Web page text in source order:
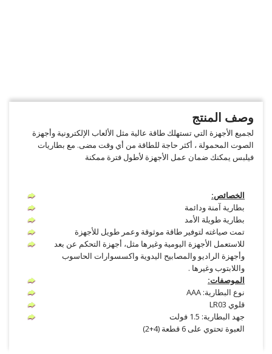
وصف المنتج
لجميع الأجهزة التي تستهلك طاقة عالية مثل الألعاب الإلكترونية وأجهزة
الصوت المحمولة ، أكثر حاجة للطاقة من أي وقت مضى. مع بطاريات
فيلبس يمكنك ضمان عمل الأجهزة لأطول فترة ممكنة
الخصائص:
بطارية آمنة ودائمة
بطارية طويلة الأمد
تمت صياغته لتوفير طاقة موثوقة وعمر طويل للأجهزة
للاستعمل الأجهزة اليومية وغيرها مثل، أجهزة التحكم عن بعد
وأجهزة الراديو والمصابيح اليدوية واكسسوارات الحاسوب
واللابتوب وغيرها .
الموصفات:
نوع البطارية: AAA
قلوي LR03
جهد البطارية: 1.5 فولت
العبوة تحتوي على 6 قطعة (4+2)